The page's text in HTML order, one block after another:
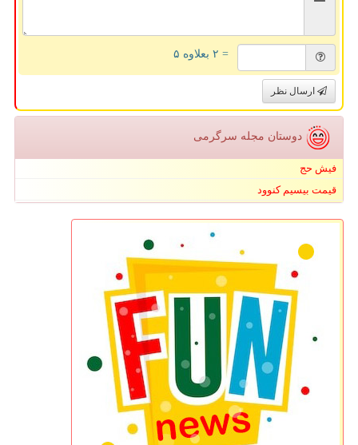
= ۲ بعلاوه ۵
ارسال نظر
دوستان مجله سرگرمی
فیش حج
قیمت بیسیم کنوود